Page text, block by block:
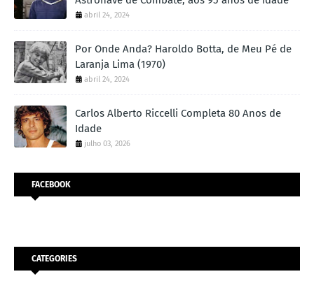
abril 24, 2024
Por Onde Anda? Haroldo Botta, de Meu Pé de
Laranja Lima (1970)
abril 24, 2024
Carlos Alberto Riccelli Completa 80 Anos de
Idade
julho 03, 2026
FACEBOOK
CATEGORIES